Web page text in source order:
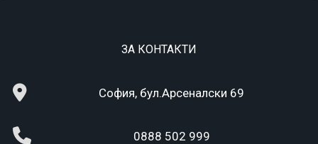
ЗА КОНТАКТИ
София, бул.Арсеналски 69
0888 502 999